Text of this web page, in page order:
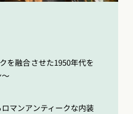
を融合させた1950年代を
マンアンティークな内装